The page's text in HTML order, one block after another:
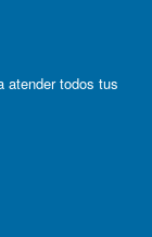
atender todos tus